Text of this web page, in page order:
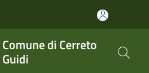
Comune di Cerreto
Guidi